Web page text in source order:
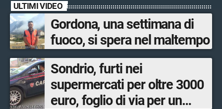
ULTIMI VIDEO
Gordona, una settimana di
fuoco, si spera nel maltempo
Sondrio, furti nei
supermercati per oltre 3000
euro, foglio di via per un